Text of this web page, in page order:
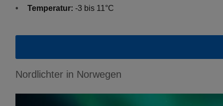
Temperatur: -3 bis 11°C
Nordlichter in Norwegen